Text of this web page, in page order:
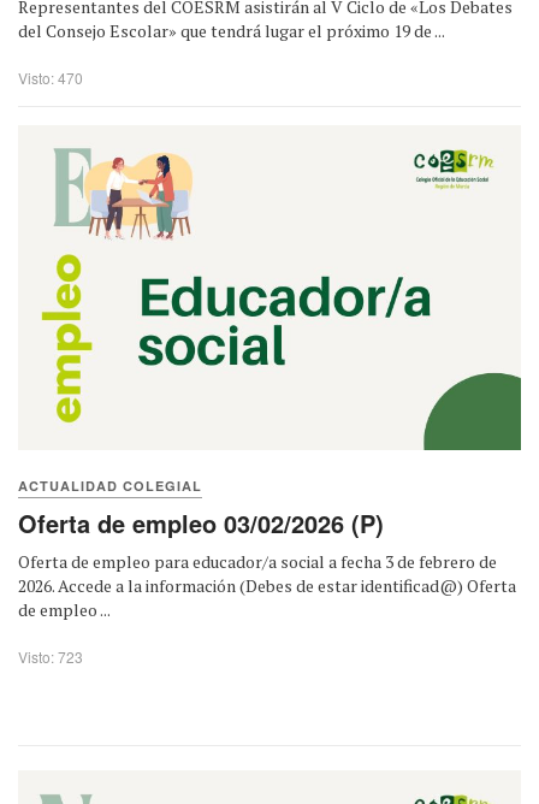
Representantes del COESRM asistirán al V Ciclo de «Los Debates
del Consejo Escolar» que tendrá lugar el próximo 19 de ...
Visto: 470
ACTUALIDAD COLEGIAL
Oferta de empleo 03/02/2026 (P)
Oferta de empleo para educador/a social a fecha 3 de febrero de
2026. Accede a la información (Debes de estar identificad@) Oferta
de empleo ...
Visto: 723